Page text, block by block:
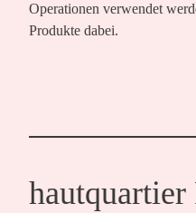
Operationen verwendet
Produkte dabei.
hautquartier